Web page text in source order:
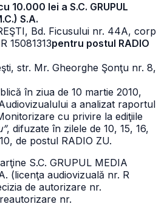
10.000 lei a S.C. GRUPUL
S.A.
Bd. Ficusului nr. 44A, corp
15081313pentru postul RADIO
str. Mr. Gheorghe Şonţu nr. 8,
în ziua de 10 martie 2010,
a analizat raportul
cu privire la ediţiile
, difuzate în zilele de 10, 15, 16,
de postul RADIO ZU.
S.C. GRUPUL MEDIA
(licenţa audiovizuală nr. R
de autorizare nr.
nr.